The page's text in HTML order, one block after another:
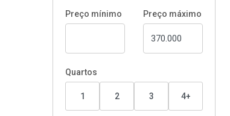
Preço mínimo Preço máximo
Quartos
1 2 3 4+